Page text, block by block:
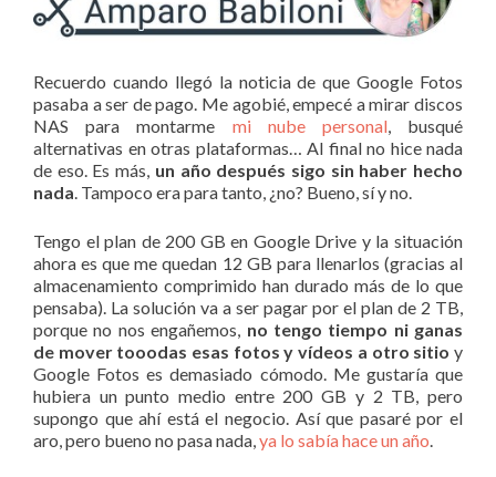
Recuerdo cuando llegó la noticia de que Google Fotos
pasaba a ser de pago. Me agobié, empecé a mirar discos
NAS para montarme mi nube personal, busqué
alternativas en otras plataformas… Al final no hice nada
de eso. Es más, un año después sigo sin haber hecho
nada. Tampoco era para tanto, ¿no? Bueno, sí y no.
Tengo el plan de 200 GB en Google Drive y la situación
ahora es que me quedan 12 GB para llenarlos (gracias al
almacenamiento comprimido han durado más de lo que
pensaba). La solución va a ser pagar por el plan de 2 TB,
porque no nos engañemos, no tengo tiempo ni ganas
de mover tooodas esas fotos y vídeos a otro sitio y
Google Fotos es demasiado cómodo. Me gustaría que
hubiera un punto medio entre 200 GB y 2 TB, pero
supongo que ahí está el negocio. Así que pasaré por el
aro, pero bueno no pasa nada,ya lo sabía hace un año.